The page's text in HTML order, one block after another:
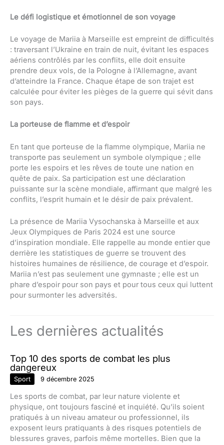
Le défi logistique et émotionnel de son voyage
Le voyage de Mariia à Marseille est empreint de difficultés
: traversant l’Ukraine en train de nuit, évitant les espaces
aériens contrôlés par les conflits, elle doit ensuite
prendre deux vols, de la Pologne à l’Allemagne, avant
d’atteindre la France. Chaque étape de son trajet est
calculée pour éviter les pièges de la guerre qui sévit dans
son pays.
La porteuse de flamme et d’espoir
En tant que porteuse de la flamme olympique, Mariia ne
transporte pas seulement un symbole olympique ; elle
porte les espoirs et les rêves de toute une nation en
quête de paix. Sa participation est une déclaration
puissante sur la scène mondiale, affirmant que malgré les
conflits, l’esprit humain et le désir de paix prévalent.
La présence de Mariia Vysochanska à Marseille et aux
Jeux Olympiques de Paris 2024 est une source
d’inspiration mondiale. Elle rappelle au monde entier que
derrière les statistiques de guerre se trouvent des
histoires humaines de résilience, de courage et d’espoir.
Mariia n’est pas seulement une gymnaste ; elle est un
phare d’espoir pour son pays et pour tous ceux qui luttent
pour surmonter les adversités.
Les dernières actualités
Top 10 des sports de combat les plus
dangereux
Sport 9 décembre 2025
Les sports de combat, par leur nature violente et
physique, ont toujours fasciné et inquiété. Qu’ils soient
pratiqués à un niveau amateur ou professionnel, ils
exposent leurs pratiquants à des risques potentiels de
blessures graves, parfois même mortelles. Bien que la